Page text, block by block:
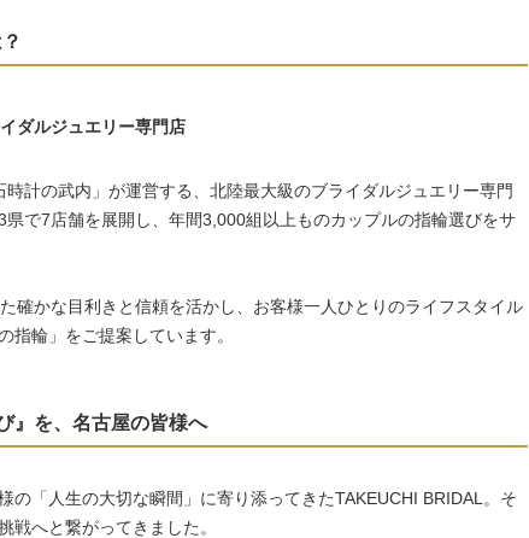
ダルジュエリー専門店
計の武内」が運営する、北陸最大級のブライダルジュエリー専門
で7店舗を展開し、年間3,000組以上ものカップルの指輪選びをサ
確かな目利きと信頼を活かし、お客様一人ひとりのライフスタイル
指輪」をご提案しています。
』を、名古屋の皆様へ
の「人生の大切な瞬間」に寄り添ってきたTAKEUCHI BRIDAL。そ
戦へと繋がってきました。